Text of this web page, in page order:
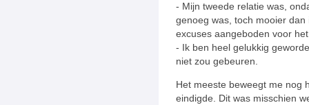
- Mijn tweede relatie was,
genoeg was, toch mooier
excuses aangeboden voor
- Ik ben heel gelukkig
niet zou gebeuren.
Het meeste beweegt me nog
eindigde. Dit was misschien